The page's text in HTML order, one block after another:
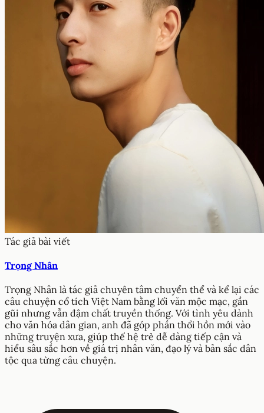
Tác giả bài viết
Trọng Nhân
Trọng Nhân là tác giả chuyên tâm chuyển thể và kể lại các
câu chuyện cổ tích Việt Nam bằng lối văn mộc mạc, gần
gũi nhưng vẫn đậm chất truyền thống. Với tình yêu dành
cho văn hóa dân gian, anh đã góp phần thổi hồn mới vào
những truyện xưa, giúp thế hệ trẻ dễ dàng tiếp cận và
hiểu sâu sắc hơn về giá trị nhân văn, đạo lý và bản sắc dân
tộc qua từng câu chuyện.